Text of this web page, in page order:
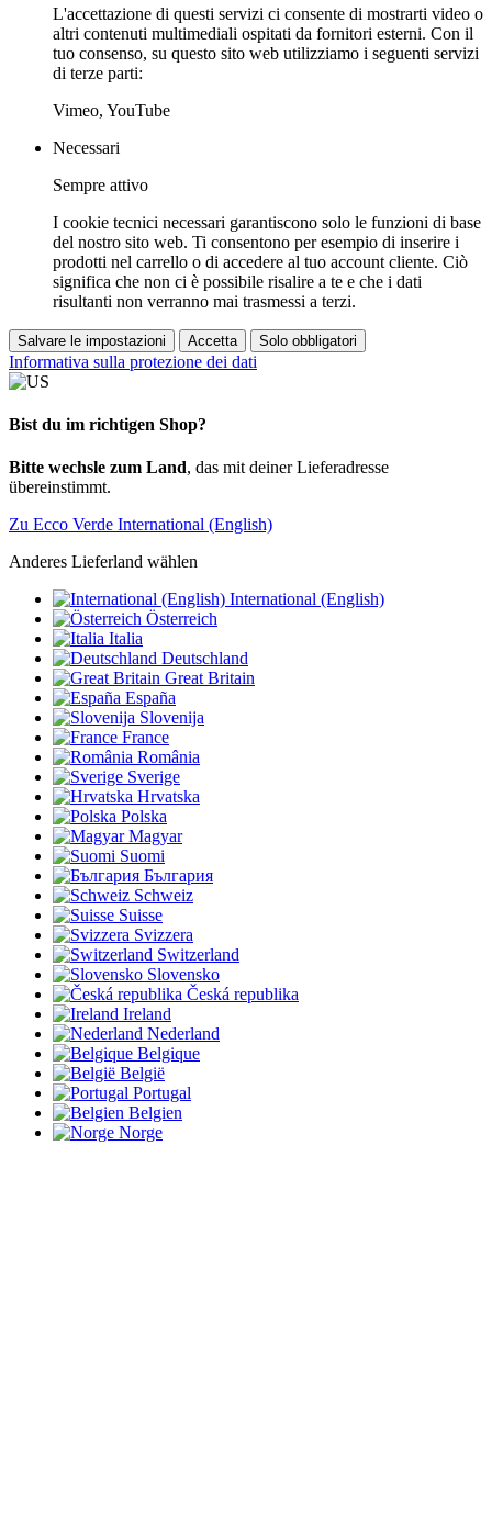
L'accettazione di questi servizi ci consente di mostrarti video o
altri contenuti multimediali ospitati da fornitori esterni. Con il
tuo consenso, su questo sito web utilizziamo i seguenti servizi
di terze parti:
Vimeo, YouTube
Necessari
Sempre attivo
I cookie tecnici necessari garantiscono solo le funzioni di base
del nostro sito web. Ti consentono per esempio di inserire i
prodotti nel carrello o di accedere al tuo account cliente. Ciò
significa che non ci è possibile risalire a te e che i dati
risultanti non verranno mai trasmessi a terzi.
Salvare le impostazioni Accetta Solo obbligatori
Informativa sulla protezione dei dati
Bist du im richtigen Shop?
Bitte wechsle zum Land, das mit deiner Lieferadresse
übereinstimmt.
Zu Ecco Verde International (English)
Anderes Lieferland wählen
International (English)
Österreich
Italia
Deutschland
Great Britain
España
Slovenija
France
România
Sverige
Hrvatska
Polska
Magyar
Suomi
България
Schweiz
Suisse
Svizzera
Switzerland
Slovensko
Česká republika
Ireland
Nederland
Belgique
België
Portugal
Belgien
Norge